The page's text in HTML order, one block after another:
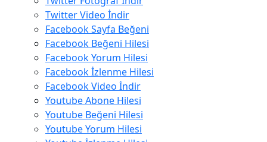
Twitter Video İndir
Facebook Sayfa Beğeni
Facebook Beğeni Hilesi
Facebook Yorum Hilesi
Facebook İzlenme Hilesi
Facebook Video İndir
Youtube Abone Hilesi
Youtube Beğeni Hilesi
Youtube Yorum Hilesi